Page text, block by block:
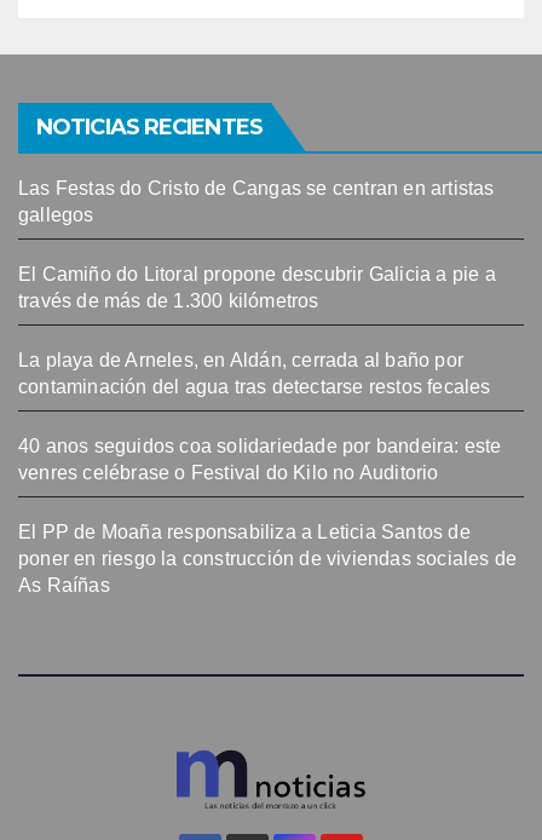
NOTICIAS RECIENTES
Las Festas do Cristo de Cangas se centran en artistas
gallegos
El Camiño do Litoral propone descubrir Galicia a pie a
través de más de 1.300 kilómetros
La playa de Arneles, en Aldán, cerrada al baño por
contaminación del agua tras detectarse restos fecales
40 anos seguidos coa solidariedade por bandeira: este
venres celébrase o Festival do Kilo no Auditorio
El PP de Moaña responsabiliza a Leticia Santos de
poner en riesgo la construcción de viviendas sociales de
As Raíñas